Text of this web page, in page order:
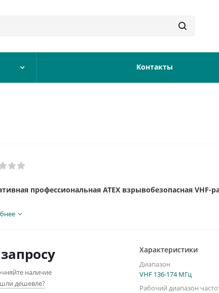
Контакты
профессиональная ATEX взрывобезопасная VHF-
частот на передачу, МГц: 134-174
наличие
дешевле?
Характеристики
Диапазон
VHF 136-174 МГц
Рабочий диапазон